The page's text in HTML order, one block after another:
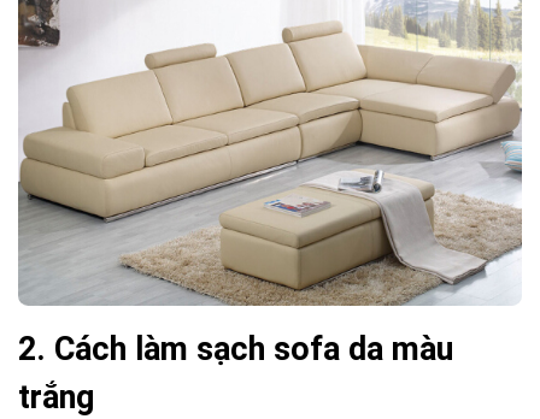
2. Cách làm sạch sofa da màu
trắng